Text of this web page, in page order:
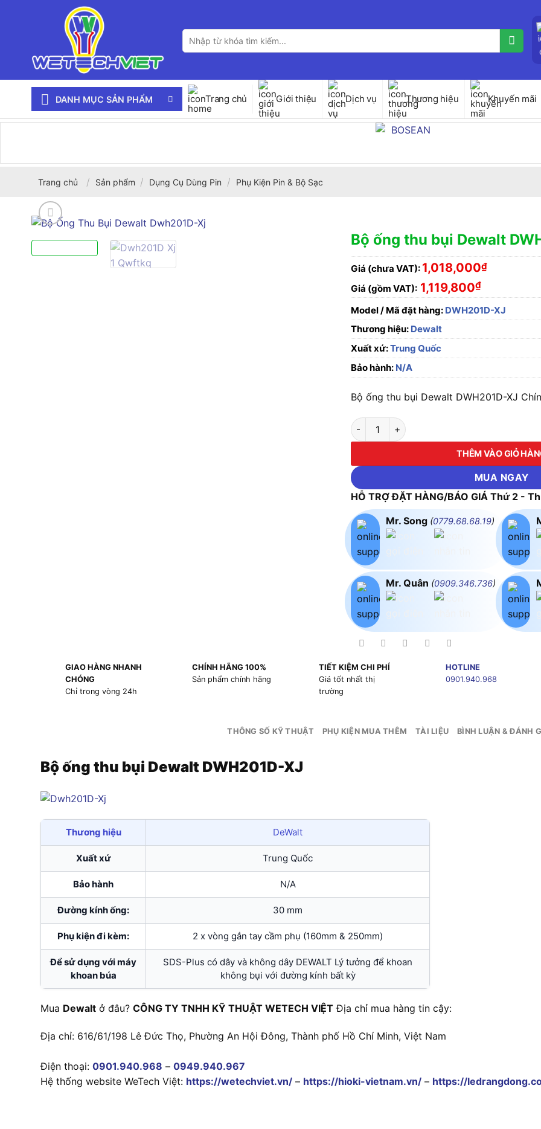
Tìm
kiếm:
DANH MỤC SẢN PHẨM Trang chủ Giới thiệu Dịch vụ Thương hiệu Khuyến mãi
Trang chủ / Sản phẩm / Dụng Cụ Dùng Pin / Phụ Kiện Pin & Bộ Sạc
Bộ ống thu bụi Dewalt
Giá (chưa VAT): 1,018,000₫
Giá (gồm VAT): 1,119,800₫
Model / Mã đặt hàng: DWH201D-XJ
Thương hiệu: Dewalt
Xuất xứ:Trung Quốc
Bảo hành: N/A
Bộ ống thu bụi Dewalt DWH201D-XJ
Bộ ống thu bụi Dewalt DWH201D-XJ số lượng
THÊM VÀO GIỎ
MUA NGAY
HỖ TRỢ ĐẶT HÀNG/BÁO GIÁ Thứ 2 -
Mr. Song (0779.68.68.19)
Mr. Quân (0909.346.736)
GIAO HÀNG NHANH
CHÓNG
Chỉ trong vòng 24h
CHÍNH HÃNG 100%
Sản phẩm chính hãng
TIẾT KIỆM CHI PHÍ
Giá tốt nhất thị
trường
HOTLINE
0901.940.968
THÔNG SỐ KỸ THUẬT PHỤ KIỆN MUA THÊM TÀI LIỆU BÌNH LUẬN & ĐÁNH
Bộ ống thu bụi Dewalt DWH201D-XJ
Thương hiệu DeWalt
Xuất xứ Trung Quốc
Bảo hành N/A
Đường kính ống: 30 mm
Phụ kiện đi kèm: 2 x vòng gắn tay cầm phụ (160mm & 250mm)
Để sử dụng với máy
khoan búa
SDS-Plus có dây và không dây DEWALT Lý tưởng để khoan
không bụi với đường kính bất kỳ
Mua Dewalt ở đâu? CÔNG TY TNHH KỸ THUẬT WETECH VIỆT Địa chỉ mua hàng tin cậy:
Địa chỉ: 616/61/198 Lê Đức Thọ, Phường An Hội Đông, Thành phố Hồ Chí Minh, Việt Nam
Điện thoại: 0901.940.968 – 0949.940.967
Hệ thống website WeTech Việt: https://wetechviet.vn/ – https://hioki-vietnam.vn/ – https://